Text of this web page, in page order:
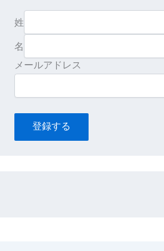
姓
名
登録する